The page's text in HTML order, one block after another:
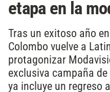
etapa en la
Tras un exitoso año
Colombo vuelve a
protagonizar
exclusiva campaña
ya incluye un regreso